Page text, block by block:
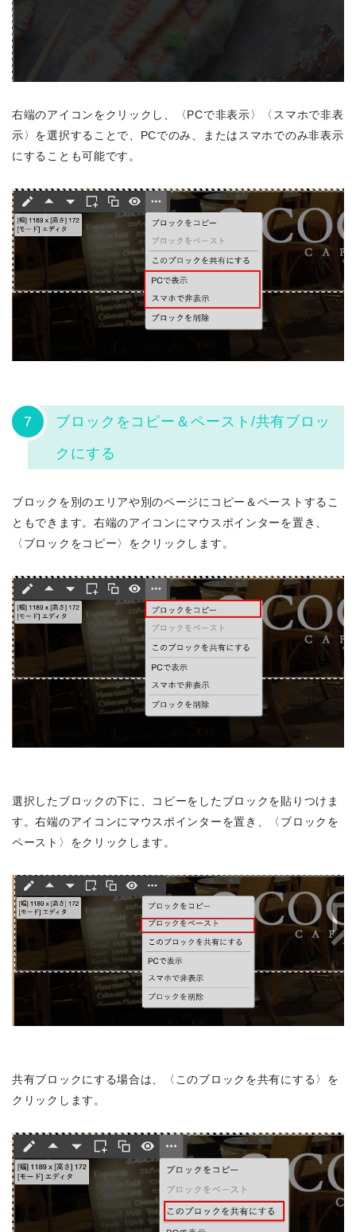
右端のアイコンをクリックし、〈PCで非表示〉〈スマホで非表
示〉を選択することで、PCでのみ、またはスマホでのみ非表示
にすることも可能です。
7
ブロックをコピー＆ペースト/共有ブロッ
クにする
ブロックを別のエリアや別のページにコピー＆ペーストするこ
ともできます。右端のアイコンにマウスポインターを置き、
〈ブロックをコピー〉をクリックします。
選択したブロックの下に、コピーをしたブロックを貼りつけま
す。右端のアイコンにマウスポインターを置き、〈ブロックを
ペースト〉をクリックします。
共有ブロックにする場合は、〈このブロックを共有にする〉を
クリックします。